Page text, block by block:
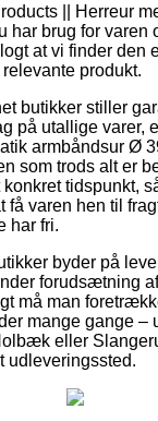
|| Herreur
har brug for varen
at vi finder den
produkt.
butikker stiller
på utallige varer,
armbåndsur Ø
som trods alt er
tidspunkt,
få varen hen til
har fri.
byder på
forudsætning
må man
mange gange –
eller
udleveringssted.